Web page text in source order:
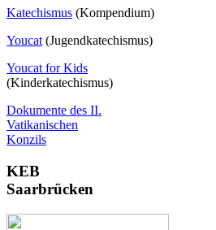
Katechismus (Kompendium)
Youcat(Jugendkatechismus)
Youcat for Kids
(Kinderkatechismus)
Dokumente des II.
Vatikanischen
Konzils
KEB
Saarbrücken